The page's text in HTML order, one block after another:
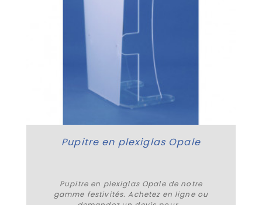
Pupitre en plexiglas Opale
Pupitre en plexiglas Opale de notre
gamme festivités. Achetez en ligne ou